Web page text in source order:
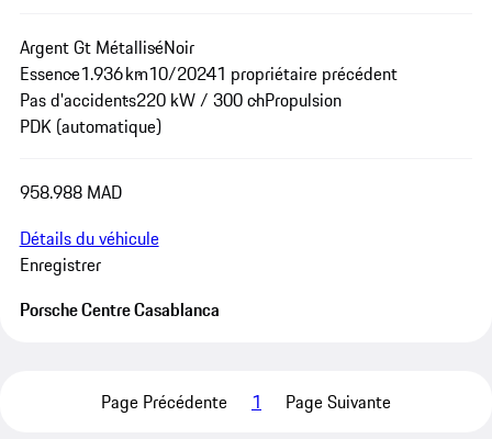
Argent Gt MétalliséNoir
Essence1.936 km10/20241 propriétaire précédent
Pas d'accidents220 kW / 300 chPropulsion
PDK (automatique)
958.988 MAD
Détails du véhicule
Enregistrer
Porsche Centre Casablanca
Page Précédente 1 Page Suivante